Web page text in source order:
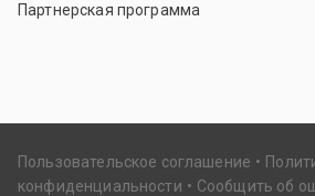
Партнерская программа
Пользовательское соглашение
конфиденциальности
Сообщить об